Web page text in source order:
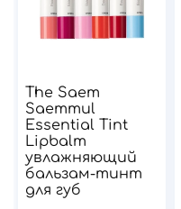
The Saem
Saemmul
Essential Tint
Lipbalm
увлажняющий
бальзам-тинт
для губ